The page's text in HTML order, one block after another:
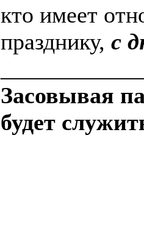
кто имеет
празднику, с
Засовывая
будет